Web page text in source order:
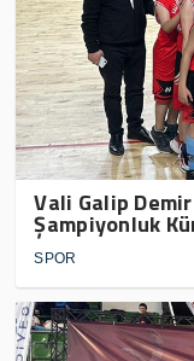
Vali Galip
Şampiyonluk
SPOR